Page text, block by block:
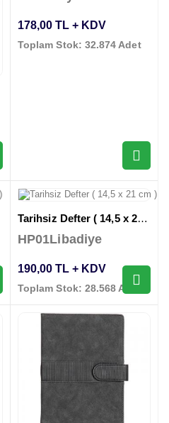
178,00 TL + KDV
Toplam Stok: 32.874 Adet
Tarihsiz Defter ( 14,5 x 21 cm )
HP01Libadiye
190,00 TL + KDV
Toplam Stok: 28.568 Adet